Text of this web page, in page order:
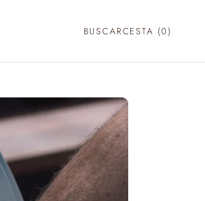
BUSCARCESTA (0)